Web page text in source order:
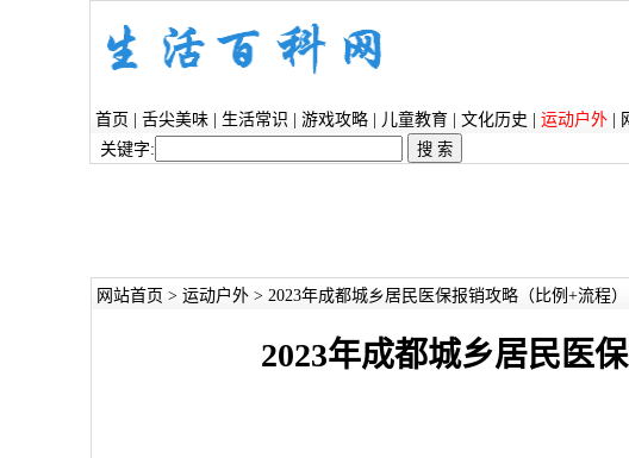
首页 舌尖美味| 生活常识 游戏攻略| 儿童教育| 文化历史 运动户外|
关键字:
网站首页 > 运动户外> 2023年成都城乡居民医保报销攻略（比例+流程）
2023年成都城乡居民医